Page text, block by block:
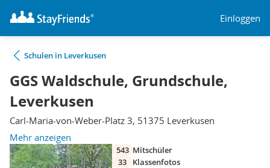
Einloggen
Schulen in Leverkusen
GGS Waldschule, Grundschule,
Leverkusen
Carl-Maria-von-Weber-Platz 3, 51375 Leverkusen
Mehr anzeigen
543 Mitschüler
33
Klassenfotos